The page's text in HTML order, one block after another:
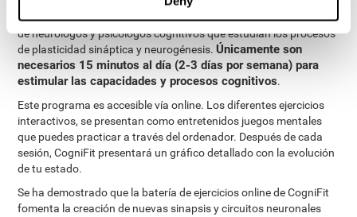
cognitiva de CogniFit ha sido diseñado por un completo equipo
de neurólogos y psicólogos cognitivos que estudian los procesos
de plasticidad sináptica y neurogénesis.Únicamente son
necesarios 15 minutos al día (2-3 días por semana) para
estimular las capacidades y procesos cognitivos.
Este programa es accesible vía online. Los diferentes ejercicios
interactivos, se presentan como entretenidos juegos mentales
que puedes practicar a través del ordenador. Después de cada
sesión, CogniFit presentará un gráfico detallado con la evolución
de tu estado.
Se ha demostrado que la batería de ejercicios online de CogniFit
fomenta la creación de nuevas sinapsis y circuitos neuronales